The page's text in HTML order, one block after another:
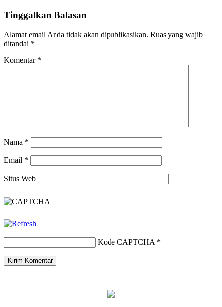
Tinggalkan Balasan
Alamat email Anda tidak akan dipublikasikan. Ruas yang wajib
ditandai *
Komentar *
Nama *
Email *
Situs Web
Kode CAPTCHA *